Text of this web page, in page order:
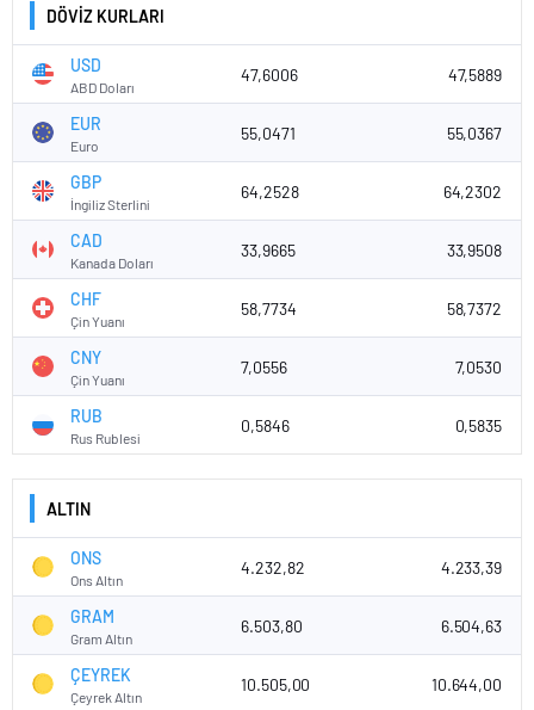
DÖVİZ KURLARI
USD
ABD Doları
47,6006 47,5889
EUR
Euro
55,0471 55,0367
GBP
İngiliz Sterlini
64,2528 64,2302
CAD
Kanada Doları
33,9665 33,9508
CHF
Çin Yuanı
58,7734 58,7372
CNY
Çin Yuanı
7,0556 7,0530
RUB
Rus Rublesi
0,5846 0,5835
ALTIN
ONS
Ons Altın
4.232,82 4.233,39
GRAM
Gram Altın
6.503,80 6.504,63
ÇEYREK
Çeyrek Altın
10.505,00 10.644,00